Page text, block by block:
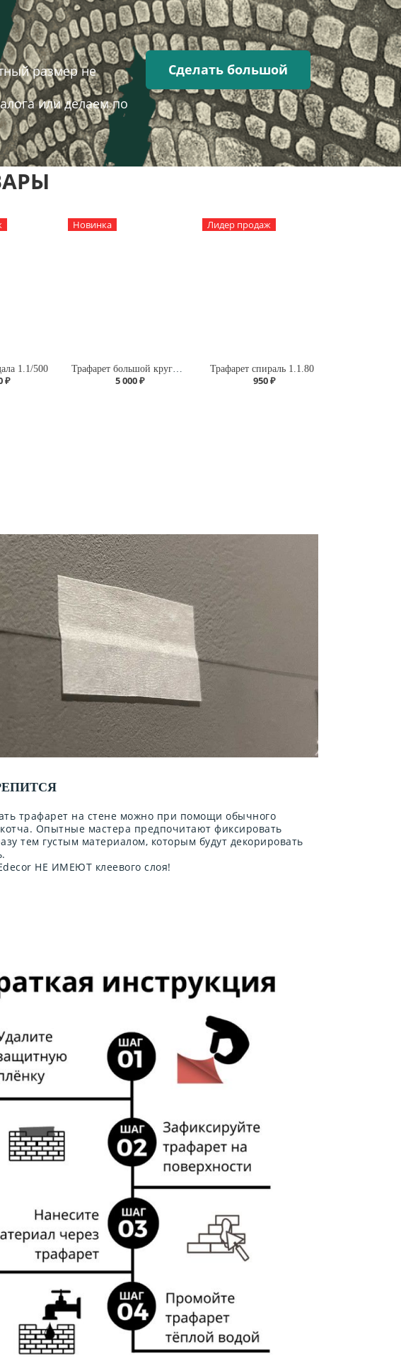
размер не
или делаем по
Сделать большой
1.1/500
₽
Новинка
Трафарет большой круг А118 четверть
5 000 ₽
Лидер продаж
Трафарет спираль 1.1.80
950 ₽
трафарет на стене можно при помощи обычного
Опытные мастера предпочитают фиксировать
тем густым материалом, которым будут декорировать
НЕ ИМЕЮТ клеевого слоя!